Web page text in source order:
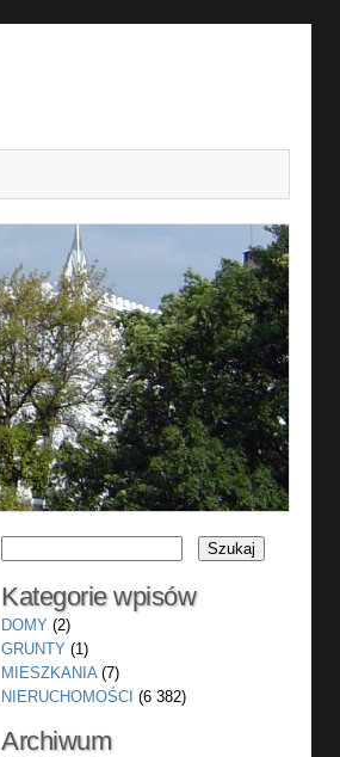
Kategorie wpisów
DOMY (2)
GRUNTY (1)
MIESZKANIA(7)
NIERUCHOMOŚCI (6 382)
Archiwum